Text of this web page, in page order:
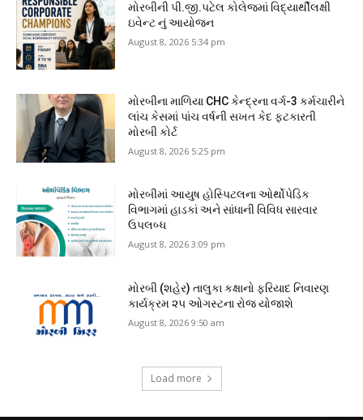
મોરબીની પી.જી.પટેલ કોલેજમાં વિદ્યાર્થીલક્ષી
ઇવેન્ટ નું આયોજન
August 8, 2026 5:34 pm
મોરબીના માળિયા CHC કેન્દ્રના વર્ગ-3 કર્મચારીને
લાંચ કેસમાં પાંચ વર્ષની સખત કેદ ફટકારતી
મોરબી કોર્ટ
August 8, 2026 5:25 pm
મોરબીમાં આયુષ હોસ્પિટલના ઓર્થોપેડિક
વિભાગમાં હાડકાં અને સાંધાની વિવિધ સારવાર
ઉપલબ્ધ
August 8, 2026 3:09 pm
મોરબી (શહેર) તાલુકા કક્ષાનો ફરિયાદ નિવારણ
કાર્યક્રમ ૨૫ ઓગસ્ટના રોજ યોજાશે
August 8, 2026 9:50 am
Load more